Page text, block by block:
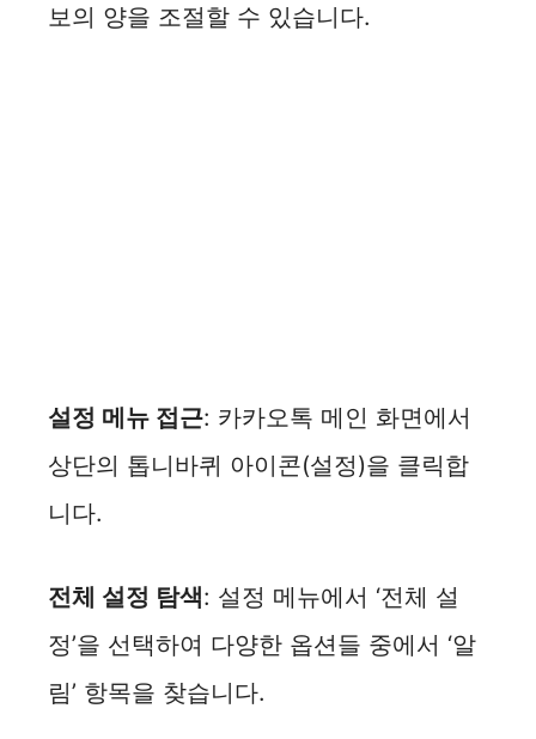
보의 양을 조절할 수 있습니다.
설정 메뉴 접근: 카카오톡 메인 화면에서
상단의 톱니바퀴 아이콘(설정)을 클릭합
니다.
전체 설정 탐색: 설정 메뉴에서 ‘전체 설
정’을 선택하여 다양한 옵션들 중에서 ‘알
림’ 항목을 찾습니다.